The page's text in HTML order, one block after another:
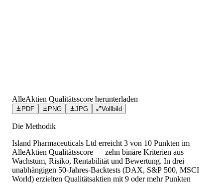
AlleAktien Qualitätsscore herunterladen
PDF PNG JPG Vollbild
Die Methodik
Island Pharmaceuticals Ltd erreicht 3 von 10 Punkten im
AlleAktien Qualitätsscore — zehn binäre Kriterien aus
Wachstum, Risiko, Rentabilität und Bewertung. In drei
unabhängigen 50-Jahres-Backtests (DAX, S&P 500, MSCI
World) erzielten Qualitätsaktien mit 9 oder mehr Punkten